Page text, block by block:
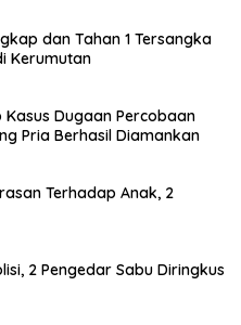
dan Tahan 1 Tersangka
Kerumutan
Kasus Dugaan Percobaan
Pria Berhasil Diamankan
Terhadap Anak, 2
2 Pengedar Sabu Diringkus